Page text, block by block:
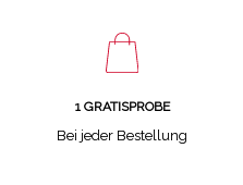
1 GRATISPROBE
Bei jeder Bestellung